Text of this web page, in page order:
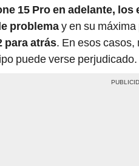
15 Pro en adelante,
problemay en su máxima
para atrás. En esos casos,
puede verse perjudicado.